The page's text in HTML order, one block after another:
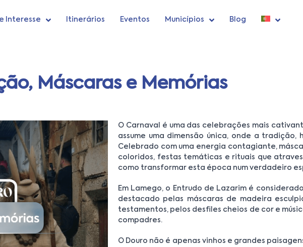
Interesse Itinerários Eventos Municípios Blog
Máscaras e Memórias
O Carnaval é uma das celebrações mais
assume uma dimensão única, onde a
Celebrado com uma energia contagiante,
coloridos, festas temáticas e rituais que
como transformar esta época num verdadeiro
Em Lamego, o Entrudo de Lazarim é
destacado pelas máscaras de madeira
testamentos, pelos desfiles cheios de cor e
compadres.
O Douro não é apenas vinhos e grandes